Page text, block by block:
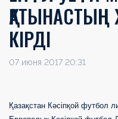
КІРДІ
07 июня 2017 20:31
Қазақстан Кәсіпқой футбол